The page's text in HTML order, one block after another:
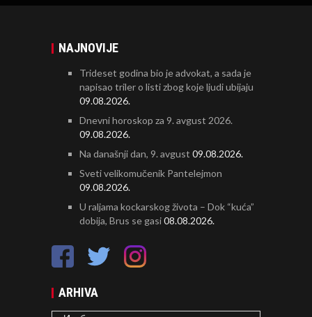
NAJNOVIJE
Trideset godina bio je advokat, a sada je
napisao triler o listi zbog koje ljudi ubijaju
09.08.2026.
Dnevni horoskop za 9. avgust 2026.
09.08.2026.
Na današnji dan, 9. avgust 09.08.2026.
Sveti velikomučenik Pantelejmon
09.08.2026.
U raljama kockarskog života – Dok “kuća”
dobija, Brus se gasi08.08.2026.
ARHIVA